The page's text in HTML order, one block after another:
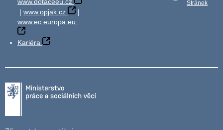
| www.opjak.cz
|
www.ec.europa.eu
Kariéra
Stránek